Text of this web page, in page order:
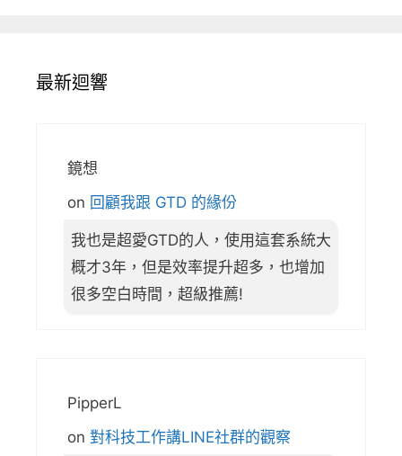
最新迴響
鏡想
on 回顧我跟 GTD 的緣份
我也是超愛GTD的人，使用這套系統大
概才3年，但是效率提升超多，也增加
很多空白時間，超級推薦!
PipperL
on 對科技工作講LINE社群的觀察